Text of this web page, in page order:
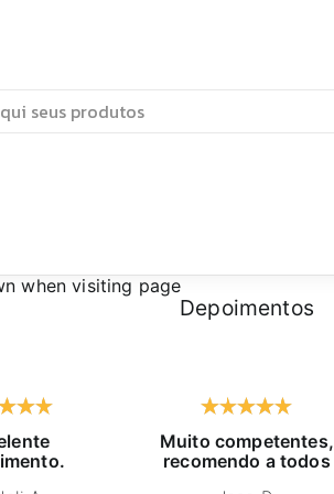
when visiting page
Depoimentos
Muito competentes,
recomendo a todos